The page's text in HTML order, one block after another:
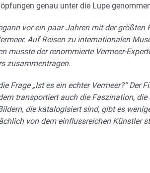
genau unter die Lupe
vor ein paar Jahren mit der größten
Auf Reisen zu internationalen
musste der renommierte Vermeer-
zusammentragen.
Frage „Ist es ein echter Vermeer?“ Der
transportiert auch die Faszination, die
die katalogisiert sind, gibt es
von dem einflussreichen Künstler